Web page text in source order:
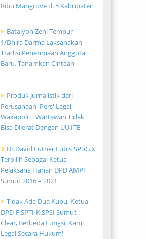
Ribu Mangrove di 5 Kabupaten
Batalyon Zeni Tempur
1/Dhira Darma Laksanakan
Tradisi Penerimaan Anggota
Baru, Tanamkan Cintaan
Produk Jurnalistik dari
Perusahaan 'Pers' Legal,
Wakapolri : Wartawan Tidak
Bisa Dijerat Dengan UU ITE
Dr.David Luther Lubis SPoG.K
Terpilih Sebagai Ketua
Pelaksana Harian DPD AMPI
Sumut 2016 – 2021
Tidak Ada Dua Kubu, Ketua
DPD-F.SPTI-K.SPSI Sumut :
Clear, Berbeda Fungsi, Kami
Legal Secara Hukum!